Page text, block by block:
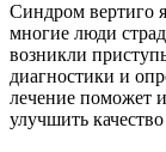
Синдром вертиго
многие люди
возникли
диагностики и
лечение поможет
улучшить